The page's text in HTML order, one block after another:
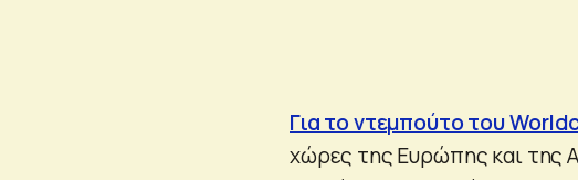
Για το ντεμπούτο του
χώρες της Ευρώπης και της